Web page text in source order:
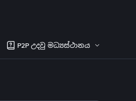
P2P උදවු මධ්‍යස්ථානය